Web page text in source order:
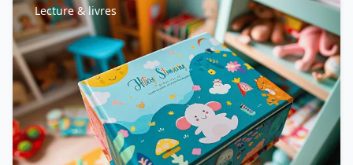
Lecture & livres